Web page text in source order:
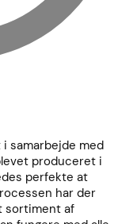
samarbejde med
produceret i
perfekte at
har der
sortiment af